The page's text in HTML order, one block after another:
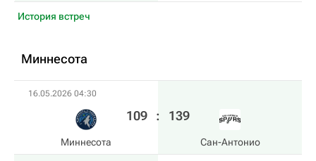
История встреч
Миннесота
16.05.2026 04:30
Миннесота
109 : 139
Сан-Антонио